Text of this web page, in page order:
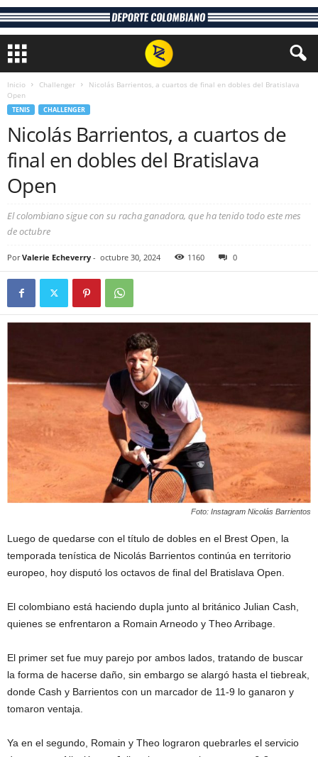
Inicio Challenger
Nicolás Barrientos, a cuartos de final en dobles del Bratislava
Open
TENIS CHALLENGER
Nicolás Barrientos, a cuartos de
final en dobles del Bratislava
Open
El colombiano sigue con su racha ganadora, que ha tenido todo este mes
de octubre
Por Valerie Echeverry - octubre 30, 2024 1160 0
Foto: Instagram Nicolás Barrientos
Luego de quedarse con el título de dobles en el Brest Open, la
temporada tenística de Nicolás Barrientos continúa en territorio
europeo, hoy disputó los octavos de final del Bratislava Open.
El colombiano está haciendo dupla junto al británico Julian Cash,
quienes se enfrentaron a Romain Arneodo y Theo Arribage.
El primer set fue muy parejo por ambos lados, tratando de buscar
la forma de hacerse daño, sin embargo se alargó hasta el tiebreak,
donde Cash y Barrientos con un marcador de 11-9 lo ganaron y
tomaron ventaja.
Ya en el segundo, Romain y Theo lograron quebrarles el servicio